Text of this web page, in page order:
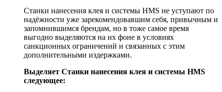
Станки нанесения клея и системы HMS не уступают по
надёжности уже зарекомендовавшим себя, привычным и
запомнившимся брендам, но в тоже самое время
выгодно выделяются на их фоне в условиях
санкционных ограничений и связанных с этим
дополнительными издержками.
Выделяет Станки нанесения клея и системы HMS
следующее: